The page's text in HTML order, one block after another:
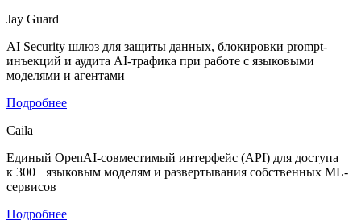
Jay Guard
AI Security шлюз для защиты данных, блокировки prompt-
инъекций и аудита AI-трафика при работе с языковыми
моделями и агентами
Подробнее
Caila
Единый OpenAI-совместимый интерфейс (API) для доступа
к 300+ языковым моделям и развертывания собственных ML-
сервисов
Подробнее